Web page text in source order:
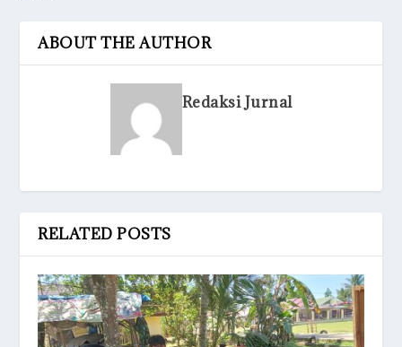
ABOUT THE AUTHOR
Redaksi Jurnal
RELATED POSTS